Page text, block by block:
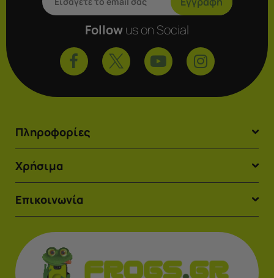
Followus on Social
Πληροφορίες
Χρήσιμα
Επικοινωνία